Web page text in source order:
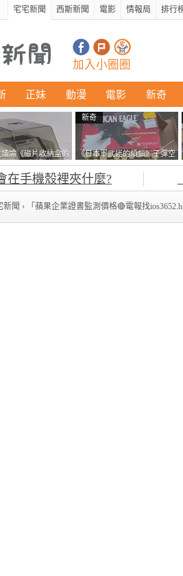
宅宅新聞 西斯新聞 電影 情報局 排行
加入小圈圈
正妹 動漫 電影 新奇
論《磁片收納盒的
》想偷的話整盒拿
了嗎？
新奇
《日本軍武迷的煩惱》子彈空
盒在日本超級貴 美國網友直
接一大箱寄給他了
在手機殼裡夾什麼?
新聞 › 「蘋果企業證書監測價格🔴電報找